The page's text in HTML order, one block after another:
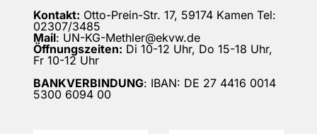
Kontakt: Otto-Prein-Str. 17, 59174 Kamen Tel:
02307/3485
Mail: UN-KG-Methler@ekvw.de
Öffnungszeiten: Di 10-12 Uhr, Do 15-18 Uhr,
Fr 10-12 Uhr
BANKVERBINDUNG: IBAN: DE 27 4416 0014
5300 6094 00